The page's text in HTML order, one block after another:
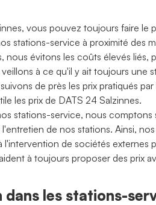
vous pouvez toujours faire le
stations-service à proximité des
nous évitons les coûts élevés liés,
à ce qu'il y ait toujours une
de près les prix pratiqués
les prix de DATS 24 Salzinnes.
stations-service, nous
de nos stations. Ainsi,
l'intervention de sociétés
à toujours proposer des prix
dans les stations-